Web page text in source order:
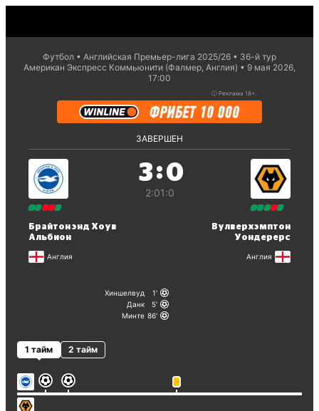
Футбол Английская Премьер-лига 2025/26
36-й тур
Американ Экспресс Коммьюнити (Фалмер, Англия)
9 мая 2026,
17:00
ⓘ Реклама 18+.
ЗАВЕРШЕН
Брайтон энд Хоув
Альбион
Англия
3:0
2:01:0
Вулверхэмптон
Уондерерс
Англия
Хиншелвуд
1
Данк
5
Минте 86
1 тайм 2 тайм